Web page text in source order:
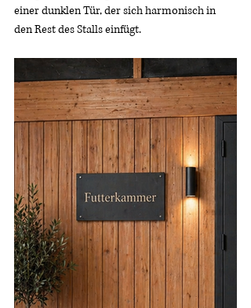
einer dunklen Tür, der sich harmonisch in
den Rest des Stalls einfügt.